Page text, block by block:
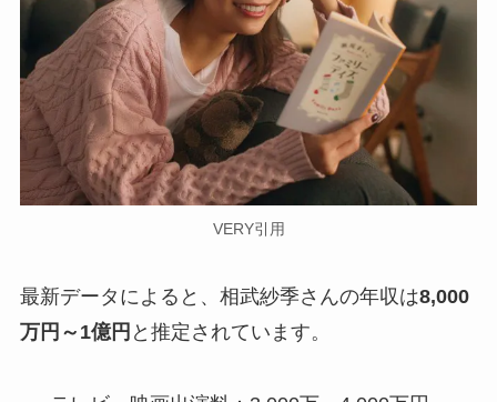
VERY引用
最新データによると、相武紗季さんの年収は8,000
万円～1億円 と推定されています。